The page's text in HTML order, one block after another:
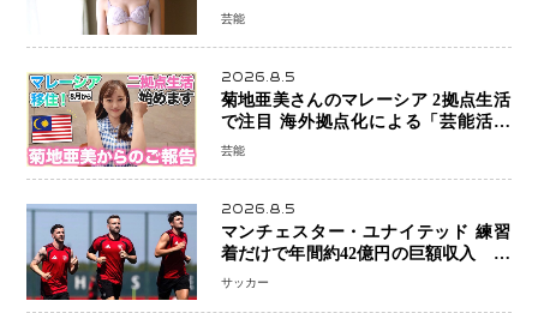
た“大人の魅力”と新たな挑戦
芸能
2026.8.5
菊地亜美さんのマレーシア 2拠点生活
で注目 海外拠点化による「芸能活動
と税務」の関係とは
芸能
2026.8.5
マンチェスター・ユナイテッド 練習
着だけで年間約42億円の巨額収入 世
界最高額級スポンサー契約が示すサッ
サッカー